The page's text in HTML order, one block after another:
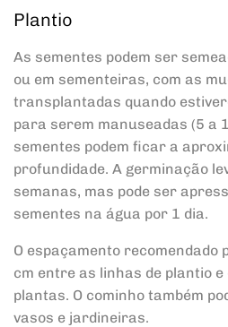
Plantio
As sementes podem ser
ou em sementeiras, com as
transplantadas quando
para serem manuseadas (5 a
sementes podem ficar a
profundidade. A germinação
semanas, mas pode ser
sementes na água por 1 dia.
O espaçamento recomendado
cm entre as linhas de plantio
plantas. O cominho também
vasos e jardineiras.